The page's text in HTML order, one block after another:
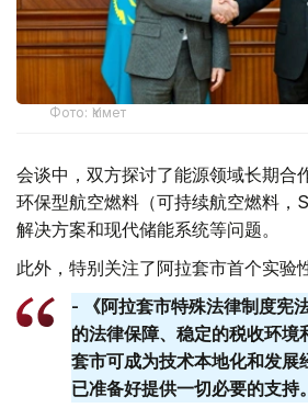
Фото: Үкімет
会谈中，双方探讨了能源领域长期合
环保型航空燃料（可持续航空燃料，
解决方案和现代储能系统等问题。
此外，特别关注了阿拉套市首个实验
- 《阿拉套市特殊法律制度宪
的法律保障、稳定的税收环境
套​​市可成为技术本地化和发展
已准备好提供一切必要的支持